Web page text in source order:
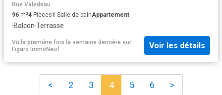
Rue Valedeau
96 m²4 Pièces1 Salle de bainAppartement
·Balcon·Terrasse
Vu la première fois la semaine dernière sur
Figaro ImmoNeuf
Voir les détails
< 2 3 4 5 6 >